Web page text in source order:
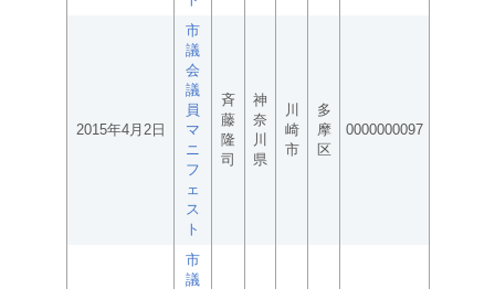
2015年4月2日
市
議
会
議
員
マ
ニ
フ
ェ
ス
ト
斉
藤
隆
司
神
奈
川
県
川
崎
市
多
摩
区
0000000097
市
議